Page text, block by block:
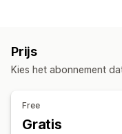
Gegevensmigratie
Bulkimport
Gezondheid en
Kunst en ambacht
Huisdierproducten
Automotive
Prijs
Kies het abonnement
Free
Gratis